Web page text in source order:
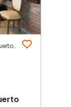
Sabanilla Puerto Colombia | Otros | Puerto Colombia